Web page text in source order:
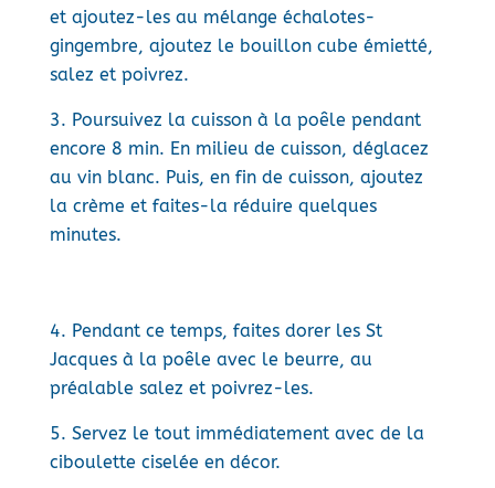
et ajoutez-les au mélange échalotes-
gingembre, ajoutez le bouillon cube émietté,
salez et poivrez.
Poursuivez la cuisson à la poêle pendant
encore 8 min. En milieu de cuisson, déglacez
au vin blanc. Puis, en fin de cuisson, ajoutez
la crème et faites-la réduire quelques
minutes.
Pendant ce temps, faites dorer les St
Jacques à la poêle avec le beurre, au
préalable salez et poivrez-les.
Servez le tout immédiatement avec de la
ciboulette ciselée en décor.